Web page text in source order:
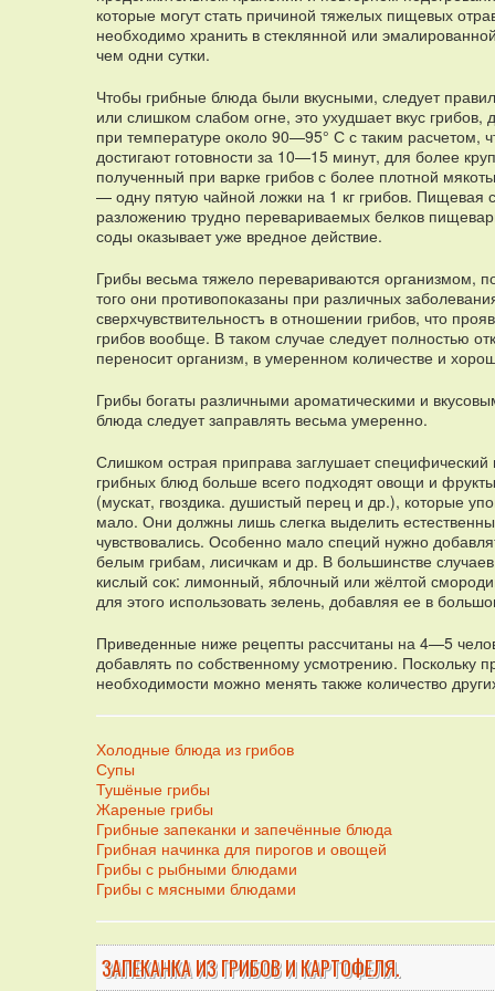
которые могут стать причиной тяжелых пищевых
необходимо хранить в стеклянной или
чем одни сутки.
Чтобы грибные блюда были вкусными, следует
или слишком слабом огне, это ухудшает вкус
при температуре около 90—95° С с таким расчетом,
достигают готовности за 10—15 минут, для более
полученный при варке грибов с более плотной
— одну пятую чайной ложки на 1 кг грибов. Пищевая
разложению трудно перевариваемых белков
соды оказывает уже вредное действие.
Грибы весьма тяжело перевариваются организмом,
того они противопоказаны при различных
сверхчувствительностъ в отношении грибов, что
грибов вообще. В таком случае следует полностью
переносит организм, в умеренном количестве и
Грибы богаты различными ароматическими и
блюда следует заправлять весьма умеренно.
Слишком острая приправа заглушает специфический
грибных блюд больше всего подходят овощи и
(мускат, гвоздика. душистый перец и др.), которые
мало. Они должны лишь слегка выделить
чувствовались. Особенно мало специй нужно
белым грибам, лисичкам и др. В большинстве
кислый сок: лимонный, яблочный или жёлтой
для этого использовать зелень, добавляя ее в
Приведенные ниже рецепты рассчитаны на 4—5
добавлять по собственному усмотрению. Поскольку
необходимости можно менять также количество
Холодные блюда из грибов
Супы
Тушёные грибы
Жареные грибы
Грибные запеканки и запечённые блюда
Грибная начинка для пирогов и овощей
Грибы с рыбными блюдами
Грибы с мясными блюдами
ЗАПЕКАНКА ИЗ ГРИБОВ И КАРТОФЕЛЯ.